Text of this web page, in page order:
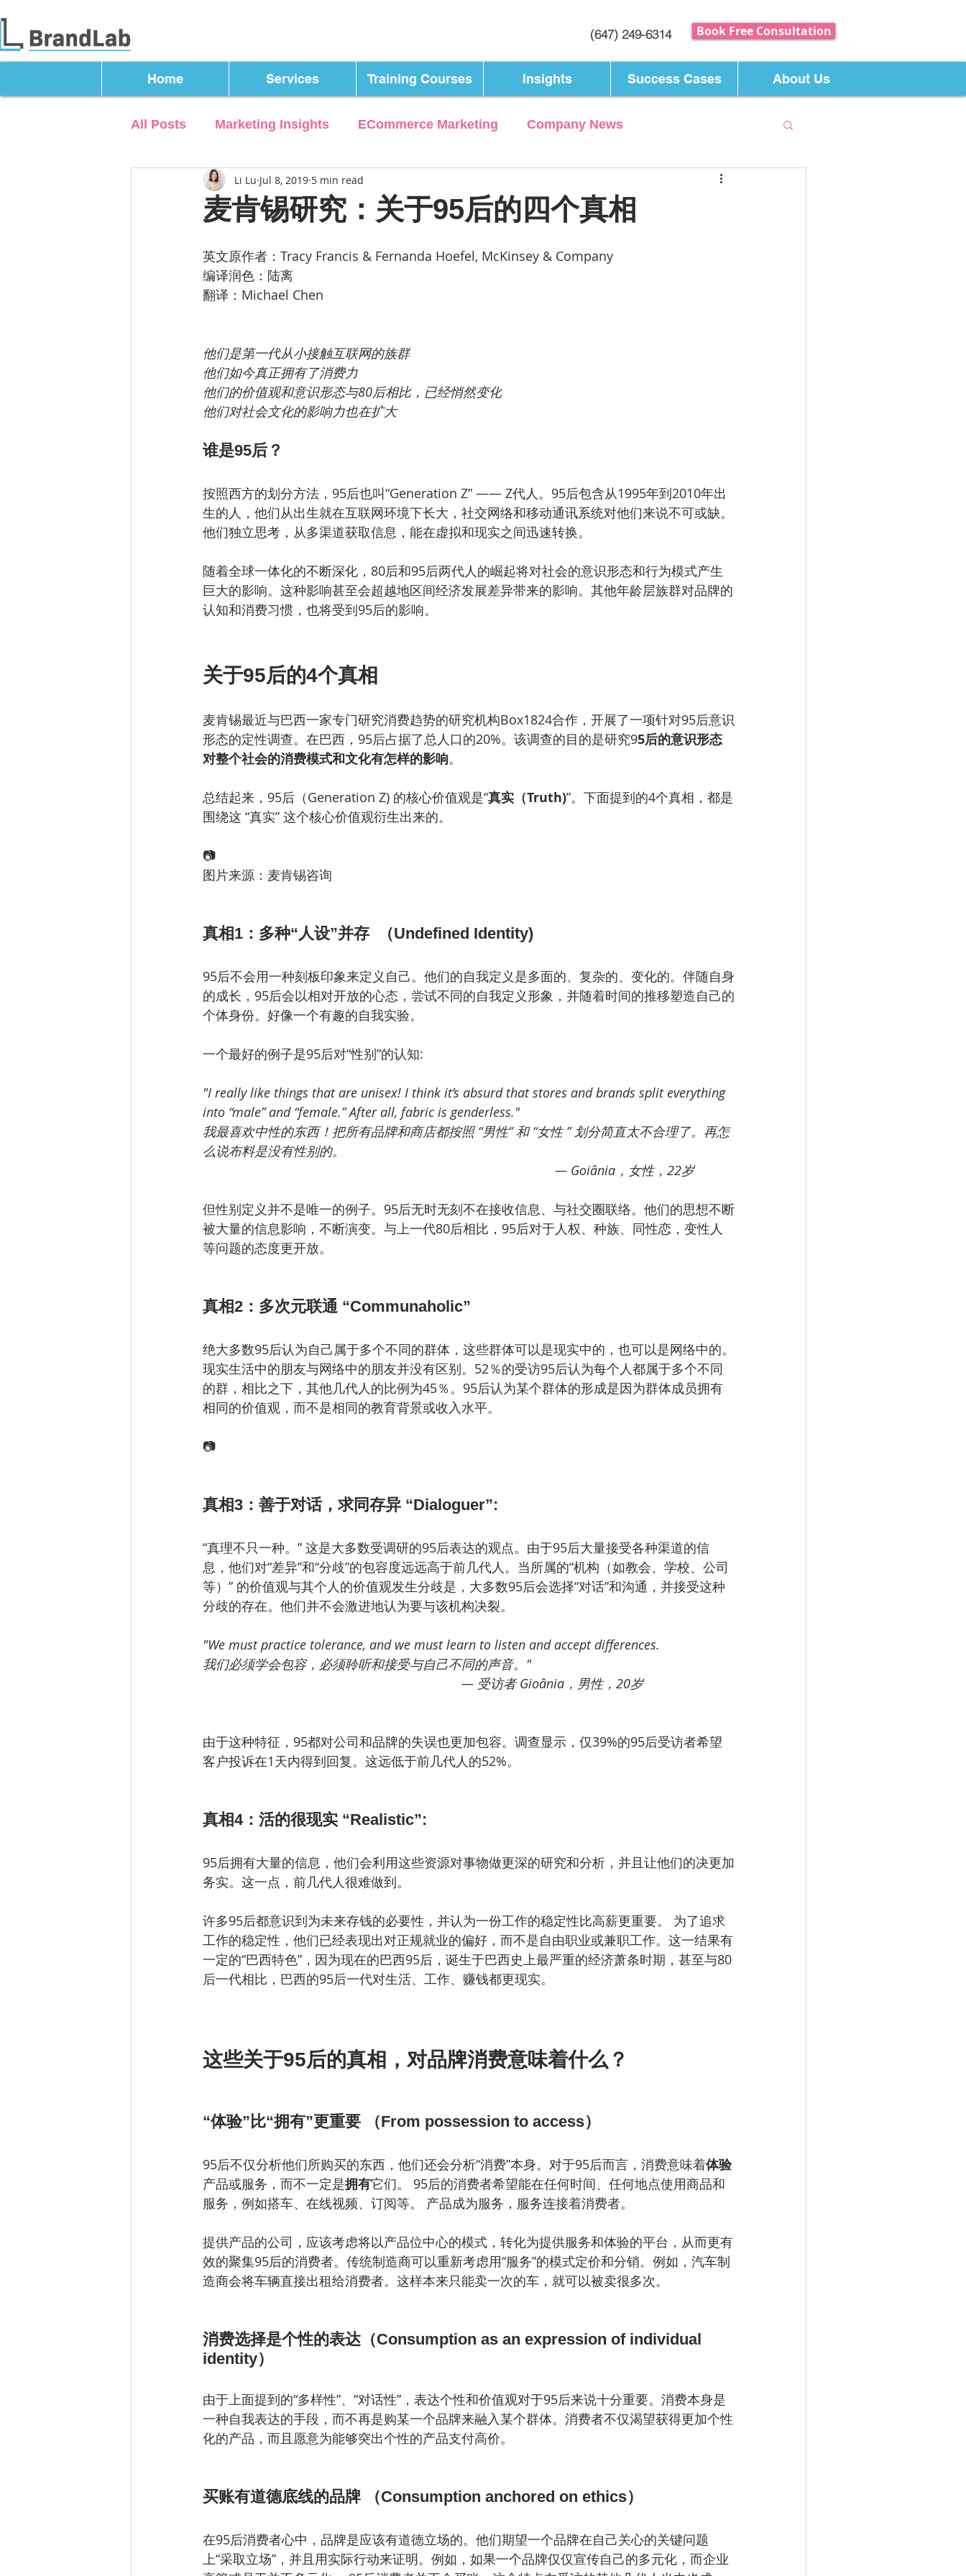
(647) 249-6314 Book Free Consultation
Home Services Training Courses Insights Success Cases About Us
All Posts Marketing Insights ECommerce Marketing Company News
麦肯锡研究：关于95后的四个真相
Li Lu Jul 8, 2019 5 min read
英文原作者：Tracy Francis & Fernanda Hoefel, McKinsey & Company
编译润色：陆离
翻译：Michael Chen
他们是第一代从小接触互联网的族群
他们如今真正拥有了消费力
他们的价值观和意识形态与80后相比，已经悄然变化
他们对社会文化的影响力也在扩大
谁是95后？
按照西方的划分方法，95后也叫“Generation Z” —— Z代人。95后包含从1995年到2010年出
生的人，他们从出生就在互联网环境下长大，社交网络和移动通讯系统对他们来说不可或缺。
他们独立思考，从多渠道获取信息，能在虚拟和现实之间迅速转换。
随着全球一体化的不断深化，80后和95后两代人的崛起将对社会的意识形态和行为模式产生
巨大的影响。这种影响甚至会超越地区间经济发展差异带来的影响。其他年龄层族群对品牌的
认知和消费习惯，也将受到95后的影响。
关于95后的4个真相
麦肯锡最近与巴西一家专门研究消费趋势的研究机构Box1824合作，开展了一项针对95后意识
形态的定性调查。在巴西，95后占据了总人口的20%。该调查的目的是研究95后的意识形态
对整个社会的消费模式和文化有怎样的影响。
总结起来，95后（Generation Z) 的核心价值观是“真实（Truth)”。下面提到的4个真相，都是
围绕这 “真实” 这个核心价值观衍生出来的。
📷
图片来源：麦肯锡咨询
真相1：多种“人设”并存  （Undefined Identity)
95后不会用一种刻板印象来定义自己。他们的自我定义是多面的、复杂的、变化的。伴随自身
的成长，95后会以相对开放的心态，尝试不同的自我定义形象，并随着时间的推移塑造自己的
个体身份。好像一个有趣的自我实验。
一个最好的例子是95后对“性别”的认知:
"I really like things that are unisex! I think it’s absurd that stores and brands split everything
into “male” and “female.” After all, fabric is genderless."
我最喜欢中性的东西！把所有品牌和商店都按照 “男性” 和 “女性 ” 划分简直太不合理了。再怎
么说布料是没有性别的。
                                                                                                  — Goiânia，女性，22岁
但性别定义并不是唯一的例子。95后无时无刻不在接收信息、与社交圈联络。他们的思想不断
被大量的信息影响，不断演变。与上一代80后相比，95后对于人权、种族、同性恋，变性人
等问题的态度更开放。
真相2：多次元联通 “Communaholic”
绝大多数95后认为自己属于多个不同的群体，这些群体可以是现实中的，也可以是网络中的。
现实生活中的朋友与网络中的朋友并没有区别。52％的受访95后认为每个人都属于多个不同
的群，相比之下，其他几代人的比例为45％。95后认为某个群体的形成是因为群体成员拥有
相同的价值观，而不是相同的教育背景或收入水平。
📷
真相3：善于对话，求同存异 “Dialoguer”:
“真理不只一种。” 这是大多数受调研的95后表达的观点。由于95后大量接受各种渠道的信
息，他们对“差异”和“分歧”的包容度远远高于前几代人。当所属的“机构（如教会、学校、公司
等）” 的价值观与其个人的价值观发生分歧是，大多数95后会选择“对话”和沟通，并接受这种
分歧的存在。他们并不会激进地认为要与该机构决裂。
"We must practice tolerance, and we must learn to listen and accept differences.
我们必须学会包容，必须聆听和接受与自己不同的声音。"
                                                                        — 受访者 Gioânia，男性，20岁
由于这种特征，95都对公司和品牌的失误也更加包容。调查显示，仅39%的95后受访者希望
客户投诉在1天内得到回复。这远低于前几代人的52%。
真相4：活的很现实 “Realistic”:
95后拥有大量的信息，他们会利用这些资源对事物做更深的研究和分析，并且让他们的决更加
务实。这一点，前几代人很难做到。
许多95后都意识到为未来存钱的必要性，并认为一份工作的稳定性比高薪更重要。 为了追求
工作的稳定性，他们已经表现出对正规就业的偏好，而不是自由职业或兼职工作。这一结果有
一定的“巴西特色”，因为现在的巴西95后，诞生于巴西史上最严重的经济萧条时期，甚至与80
后一代相比，巴西的95后一代对生活、工作、赚钱都更现实。
这些关于95后的真相，对品牌消费意味着什么？
“体验”比“拥有”更重要 （From possession to access）
95后不仅分析他们所购买的东西，他们还会分析“消费”本身。对于95后而言，消费意味着体验
产品或服务，而不一定是拥有它们。 95后的消费者希望能在任何时间、任何地点使用商品和
服务，例如搭车、在线视频、订阅等。 产品成为服务，服务连接着消费者。
提供产品的公司，应该考虑将以产品位中心的模式，转化为提供服务和体验的平台，从而更有
效的聚集95后的消费者。传统制造商可以重新考虑用“服务”的模式定价和分销。例如，汽车制
造商会将车辆直接出租给消费者。这样本来只能卖一次的车，就可以被卖很多次。
消费选择是个性的表达（Consumption as an expression of individual
identity）
由于上面提到的“多样性”、“对话性”，表达个性和价值观对于95后来说十分重要。消费本身是
一种自我表达的手段，而不再是购某一个品牌来融入某个群体。消费者不仅渴望获得更加个性
化的产品，而且愿意为能够突出个性的产品支付高价。
买账有道德底线的品牌 （Consumption anchored on ethics）
在95后消费者心中，品牌是应该有道德立场的。他们期望一个品牌在自己关心的关键问题
上“采取立场”，并且用实际行动来证明。例如，如果一个品牌仅仅宣传自己的多元化，而企业